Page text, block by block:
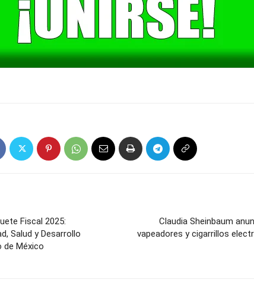
Fiscal 2025:
Salud y Desarrollo
de México
Claudia Sheinbaum
vapeadores y cigarrillos